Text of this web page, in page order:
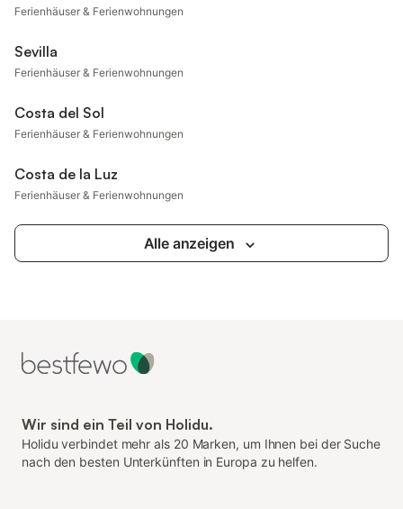
Ferienhäuser & Ferienwohnungen
Sevilla
Ferienhäuser & Ferienwohnungen
Costa del Sol
Ferienhäuser & Ferienwohnungen
Costa de la Luz
Ferienhäuser & Ferienwohnungen
Alle anzeigen
Wir sind ein Teil von Holidu.
Holidu verbindet mehr als 20 Marken, um Ihnen bei der Suche
nach den besten Unterkünften in Europa zu helfen.